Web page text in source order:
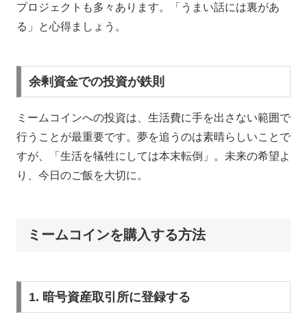
プロジェクトも多々あります。「うまい話には裏があ
る」と心得ましょう。
余剰資金での投資が鉄則
ミームコインへの投資は、生活費に手を出さない範囲で
行うことが最重要です。夢を追うのは素晴らしいことで
すが、「生活を犠牲にしては本末転倒」。未来の希望よ
り、今日のご飯を大切に。
ミームコインを購入する方法
1. 暗号資産取引所に登録する